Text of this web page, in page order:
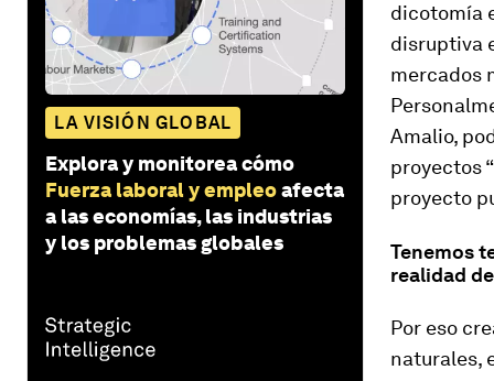
LA VISIÓN GLOBAL
Explora y monitorea cómo
Fuerza laboral y empleoafecta
a las economías, las industrias
y los problemas globales
dicotomía
disruptiva
mercados
Amalio,
proyectos
proyecto
Tenemos
realidad
Por eso
naturales,